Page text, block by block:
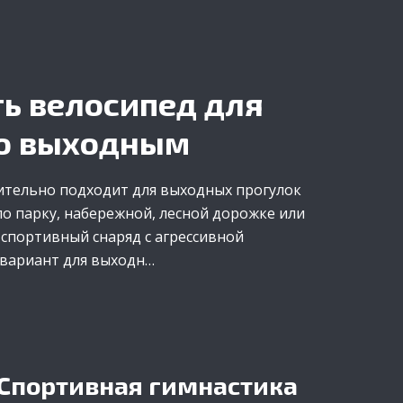
велосипед для
выходным
подходит для выходных прогулок
парку, набережной, лесной дорожке или
снаряд с агрессивной
для выходн…
гимнастика